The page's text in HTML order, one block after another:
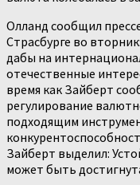
Олланд сообщил
Страсбурге во
дабы на
отечественные
время как Зайберт
регулирование
подходящим
Зайберт выделил:
может быть